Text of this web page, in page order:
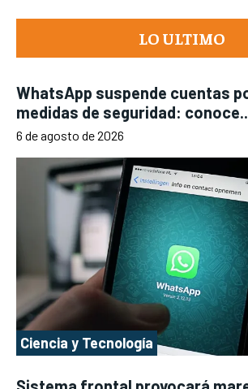
LO ULTIMO
WhatsApp suspende cuentas
medidas de seguridad:
6 de agosto de 2026
Ciencia y Tecnología